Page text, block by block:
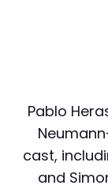
Pablo
cast,
and